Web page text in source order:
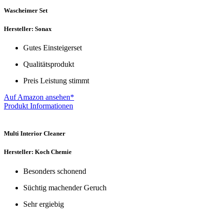
Wascheimer Set
Hersteller: Sonax
Gutes Einsteigerset
Qualitätsprodukt
Preis Leistung stimmt
Auf Amazon ansehen*
Produkt Informationen
Multi Interior Cleaner
Hersteller: Koch Chemie
Besonders schonend
Süchtig machender Geruch
Sehr ergiebig